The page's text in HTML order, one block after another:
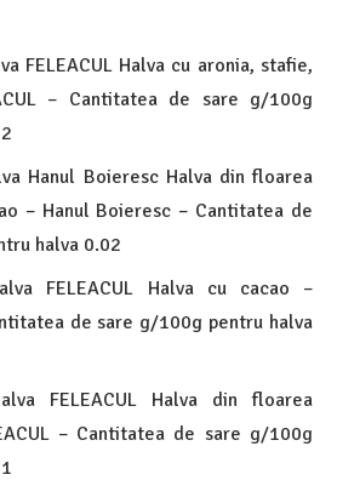
FELEACUL Halva cu aronia, stafie,
– Cantitatea de sare g/100g
Hanul Boieresc Halva din floarea
– Hanul Boieresc – Cantitatea de
halva 0.02
FELEACUL Halva cu cacao –
de sare g/100g pentru halva
FELEACUL Halva din floarea
– Cantitatea de sare g/100g